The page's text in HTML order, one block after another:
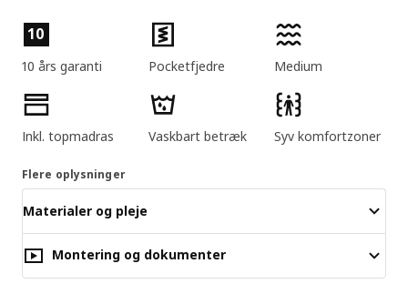
Produktfunktioner
10
10 års garanti Pocketfjedre Medium
Inkl. topmadras Vaskbart betræk Syv komfortzoner
Flere oplysninger
Materialer og pleje
Montering og dokumenter